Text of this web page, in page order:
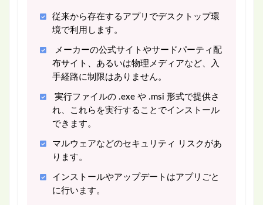
従来から存在するアプリでデスクトップ環
境で利用します。
メーカーの公式サイトやサードパーティ配
布サイト、あるいは物理メディアなど、入
手経路に制限はありません。
実行ファイルの .exe や .msi 形式で提供さ
れ、これらを実行することでインストール
できます。
マルウェアなどのセキュリティ リスクがあ
ります。
インストールやアップデートはアプリごと
に行います。